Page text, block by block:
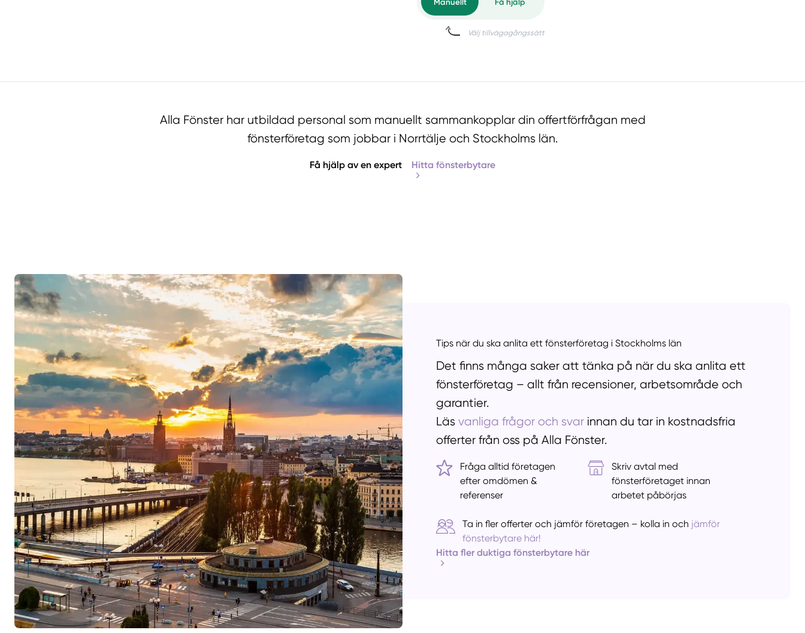
Alla Fönster har utbildad personal som manuellt sammankopplar din offertförfrågan med
fönsterföretag som jobbar i Norrtälje och Stockholms län.
Få hjälp av en expert Hitta fönsterbytare
Tips när du ska anlita ett fönsterföretag i Stockholms län
Det finns många saker att tänka på när du ska anlita ett
fönsterföretag – allt från recensioner, arbetsområde och
garantier.
Läs vanliga frågor och svar innan du tar in kostnadsfria
offerter från oss på Alla Fönster.
Fråga alltid företagen
efter omdömen &
referenser
Skriv avtal med
fönsterföretaget innan
arbetet påbörjas
Ta in fler offerter och jämför företagen – kolla in och jämför
fönsterbytare här!
Hitta fler duktiga fönsterbytare här